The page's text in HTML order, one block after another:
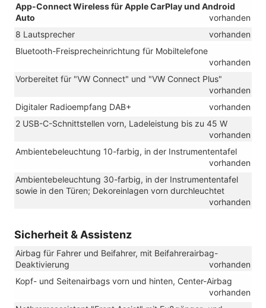
App-Connect Wireless für Apple CarPlay und Android
Auto
vorhanden
8 Lautsprecher
vorhanden
Bluetooth-Freisprecheinrichtung für Mobiltelefone
vorhanden
Vorbereitet für "VW Connect" und "VW Connect Plus"
vorhanden
Digitaler Radioempfang DAB+
vorhanden
2 USB-C-Schnittstellen vorn, Ladeleistung bis zu 45 W
vorhanden
Ambientebeleuchtung 10-farbig, in der Instrumententafel
vorhanden
Ambientebeleuchtung 30-farbig, in der Instrumententafel
sowie in den Türen; Dekoreinlagen vorn durchleuchtet
vorhanden
Sicherheit & Assistenz
Airbag für Fahrer und Beifahrer, mit Beifahrerairbag-
Deaktivierung
vorhanden
Kopf- und Seitenairbags vorn und hinten, Center-Airbag
vorhanden